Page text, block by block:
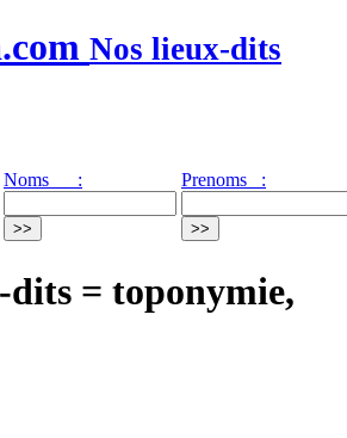
Nos lieux-dits
Noms : Prenoms :
= toponymie,